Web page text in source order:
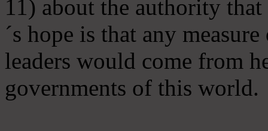
11) about the authority
´s hope is that any
leaders would come from
governments of this world.